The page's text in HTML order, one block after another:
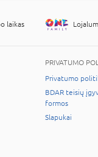
laikas
PRIVATUMO
Privatumo
BDAR teisių
formos
Slapukai